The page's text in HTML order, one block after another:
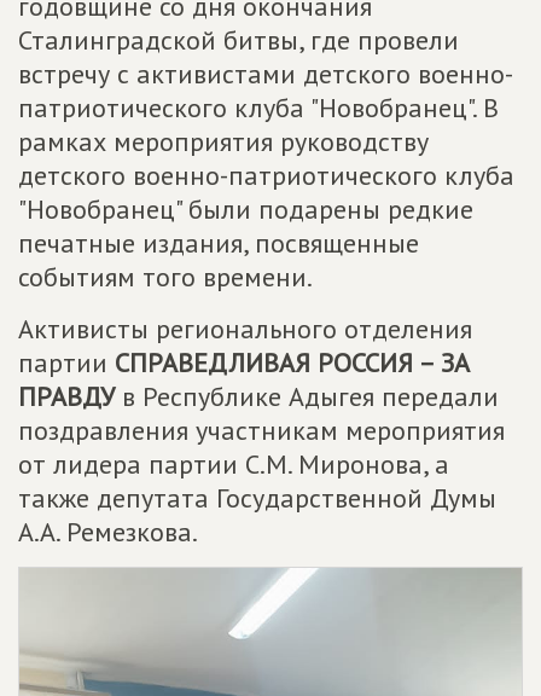
Сталинградской битвы, где провели
встречу с активистами детского военно-
патриотического клуба "Новобранец". В
рамках мероприятия руководству
детского военно-патриотического клуба
"Новобранец" были подарены редкие
печатные издания, посвященные
событиям того времени.
Активисты регионального отделения
партии СПРАВЕДЛИВАЯ РОССИЯ – ЗА
ПРАВДУв Республике Адыгея передали
поздравления участникам мероприятия
от лидера партии С.М. Миронова, а
также депутата Государственной Думы
А.А. Ремезкова.